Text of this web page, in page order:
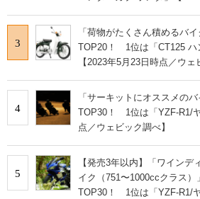
3
「荷物がたくさん積めるバ
TOP20！ 1位は「CT125 ハ
【2023年5月23日時点／ウェ
4
「サーキットにオススメの
TOP30！ 1位は「YZF-R1/
点／ウェビック調べ】
5
【発売3年以内】「ワイン
イク（751〜1000ccクラス
TOP30！ 1位は「YZF-R1/